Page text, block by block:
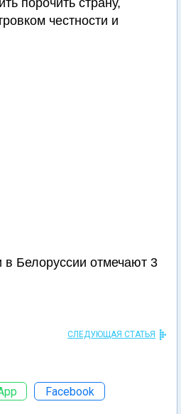
порочить страну,
честности и
в Белоруссии отмечают 3
СЛЕДУЮЩАЯ СТАТЬЯ
Facebook